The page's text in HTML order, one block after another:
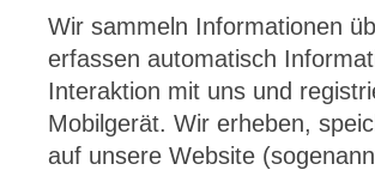
Wir sammeln Informationen
erfassen automatisch
Interaktion mit uns und
Mobilgerät. Wir erheben,
auf unsere Website